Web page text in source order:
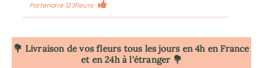
Partenaire 123fleurs
💐 Livraison de vos fleurs tous les jours en 4h en France
et en 24h à l'étranger 💐